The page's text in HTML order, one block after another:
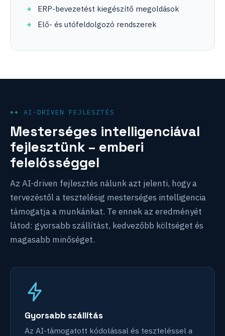
ERP-bevezetést kiegészítő megoldások
Elő- és utófeldolgozó rendszerek
AI-DRIVEN FEJLESZTÉS
Mesterséges intelligenciával
fejlesztünk – emberi
felelősséggel
Az AI-driven fejlesztés nálunk azt jelenti, hogy a
tervezéstől a tesztelésig mesterséges intelligencia
támogatja a munkánkat. Te ennek az eredményét
látod: gyorsabb szállítást, kedvezőbb költséget és
magasabb minőséget.
Gyorsabb szállítás
Az AI-támogatott kódolással és teszteléssel a